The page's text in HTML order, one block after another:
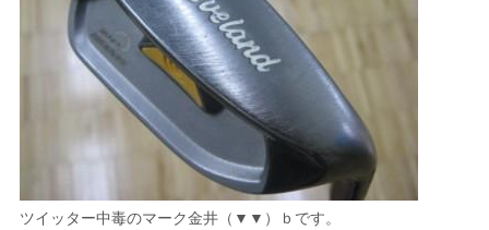
ツイッター中毒のマーク金井（▼▼）ｂです。